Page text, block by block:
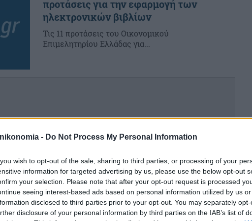
- Do Not Process My Personal Information
wish to opt-out of the sale, sharing to third parties, or processing of your
information for targeted advertising by us, please use the below opt-out
your selection. Please note that after your opt-out request is processed
seeing interest-based ads based on personal information utilized by us
disclosed to third parties prior to your opt-out. You may separately
disclosure of your personal information by third parties on the IAB’s list of
προτάσεις για την εφαρμογή των
ηλεκτρονικών βιβλίων
Τις 11 προτάσεις του Οικονομικού
Επιμελητηρίου Ελλάδας για...